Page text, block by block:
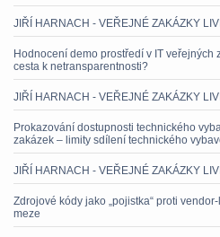
JIŘÍ HARNACH - VEŘEJNÉ ZAKÁZKY
Hodnocení demo prostředí v IT veřejných
cesta k netransparentnosti?
JIŘÍ HARNACH - VEŘEJNÉ ZAKÁZKY
Prokazování dostupnosti technického
zakázek – limity sdílení technického
JIŘÍ HARNACH - VEŘEJNÉ ZAKÁZKY
Zdrojové kódy jako „pojistka“ proti
meze